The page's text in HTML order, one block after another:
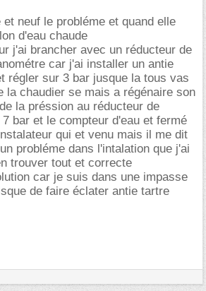
neuf le probléme et quand elle
d'eau chaude
j'ai brancher avec un réducteur de
car j'ai installer un antie
régler sur 3 bar jusque la tous vas
la chaudier se mais a régénaire son
la préssion au réducteur de
bar et le compteur d'eau et fermé
qui et venu mais il me dit
probléme dans l'intalation que j'ai
trouver tout et correcte
car je suis dans une impasse
de faire éclater antie tartre